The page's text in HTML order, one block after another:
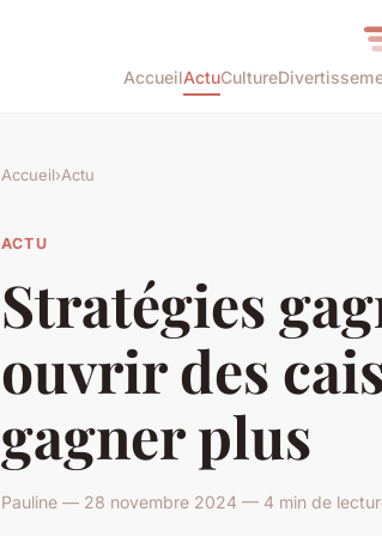
AccueilActuCulture
Accueil›Actu
ACTU
Stratégies
ouvrir des
gagner plus
Pauline — 28 novembre 2024 — 4 min de